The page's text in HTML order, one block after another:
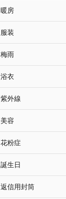
暖房
服装
梅雨
浴衣
紫外線
美容
花粉症
誕生日
返信用封筒